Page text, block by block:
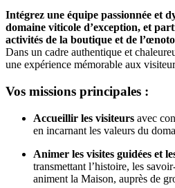
Intégrez une équipe passionnée et
domaine viticole d’exception, et
activités de la boutique et de
Dans un cadre authentique et
une expérience mémorable aux
Vos missions principales :
Accueillir les visiteurs avec
en incarnant les valeurs du
Animer les visites guidées et
transmettant l’histoire, les
animent la Maison, auprès de